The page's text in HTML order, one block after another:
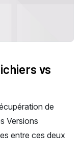
vs
de
Versions
entre ces deux